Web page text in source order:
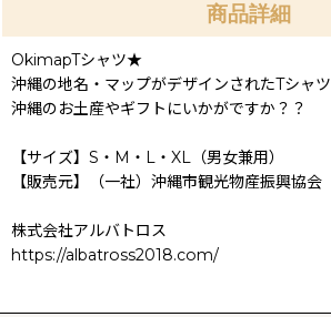
商品詳細
OkimapTシャツ★
沖縄の地名・マップがデザインされたTシャツ
沖縄のお土産やギフトにいかがですか？？
【サイズ】S・M・L・XL（男女兼用）
【販売元】（一社）沖縄市観光物産振興協会
株式会社アルバトロス
https://albatross2018.com/